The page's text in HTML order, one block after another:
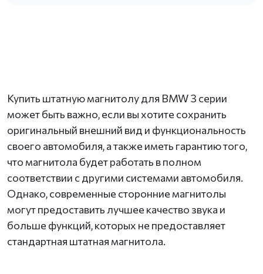
Купить штатную магнитолу для BMW 3 серии
может быть важно, если вы хотите сохранить
оригинальный внешний вид и функциональность
своего автомобиля, а также иметь гарантию того,
что магнитола будет работать в полном
соответствии с другими системами автомобиля.
Однако, современные сторонние магнитолы
могут предоставить лучшее качество звука и
больше функций, которых не предоставляет
стандартная штатная магнитола.